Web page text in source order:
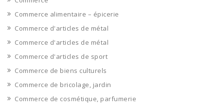
Commerce alimentaire – épicerie
Commerce d'articles de métal
Commerce d'articles de métal
Commerce d'articles de sport
Commerce de biens culturels
Commerce de bricolage, jardin
Commerce de cosmétique, parfumerie